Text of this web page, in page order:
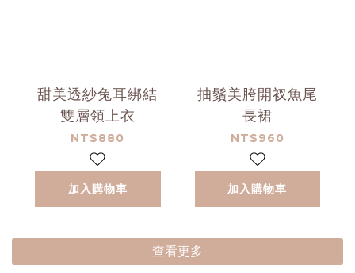
甜美透紗兔耳綁結
雙層領上衣
NT$880
加入購物車
抽鬚美胯開衩魚尾
長裙
NT$960
加入購物車
查看更多